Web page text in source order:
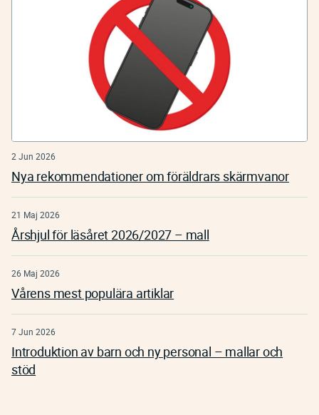
2 Jun 2026
Nya rekommendationer om föräldrars skärmvanor
21 Maj 2026
Årshjul för läsåret 2026/2027 – mall
26 Maj 2026
Vårens mest populära artiklar
7 Jun 2026
Introduktion av barn och ny personal – mallar och
stöd